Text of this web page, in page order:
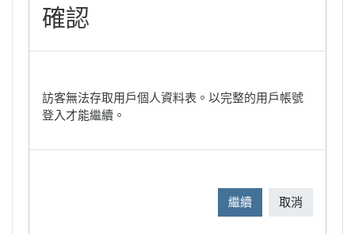
確認
訪客無法存取用戶個人資料表。以完整的用戶帳號
登入才能繼續。
繼續 取消